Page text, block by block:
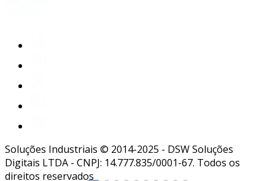
Soluções Industriais © 2014-2025 - DSW Soluções
Digitais LTDA - CNPJ: 14.777.835/0001-67. Todos os
direitos reservados